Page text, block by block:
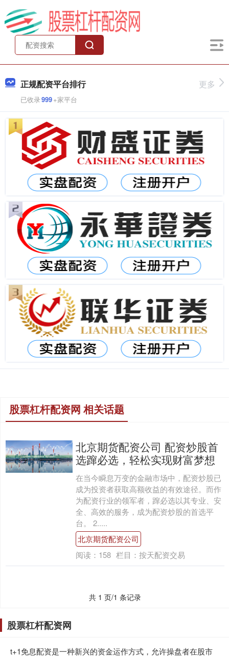
正规配资平台排行
已收录999+家平台
更多
股票杠杆配资网 相关话题
北京期货配资公司 配资炒股首
选蹿必选，轻松实现财富梦想
在当今瞬息万变的金融市场中，配资炒股已
成为投资者获取高额收益的有效途径。而作
为配资行业的领军者，蹿必选以其专业、安
全、高效的服务，成为配资炒股的首选平
台。 2.....
北京期货配资公司
阅读： 158 栏目： 按天配资交易
共 1 页/1 条记录
股票杠杆配资网
t+1免息配资是一种新兴的资金运作方式，允许操盘者在股市